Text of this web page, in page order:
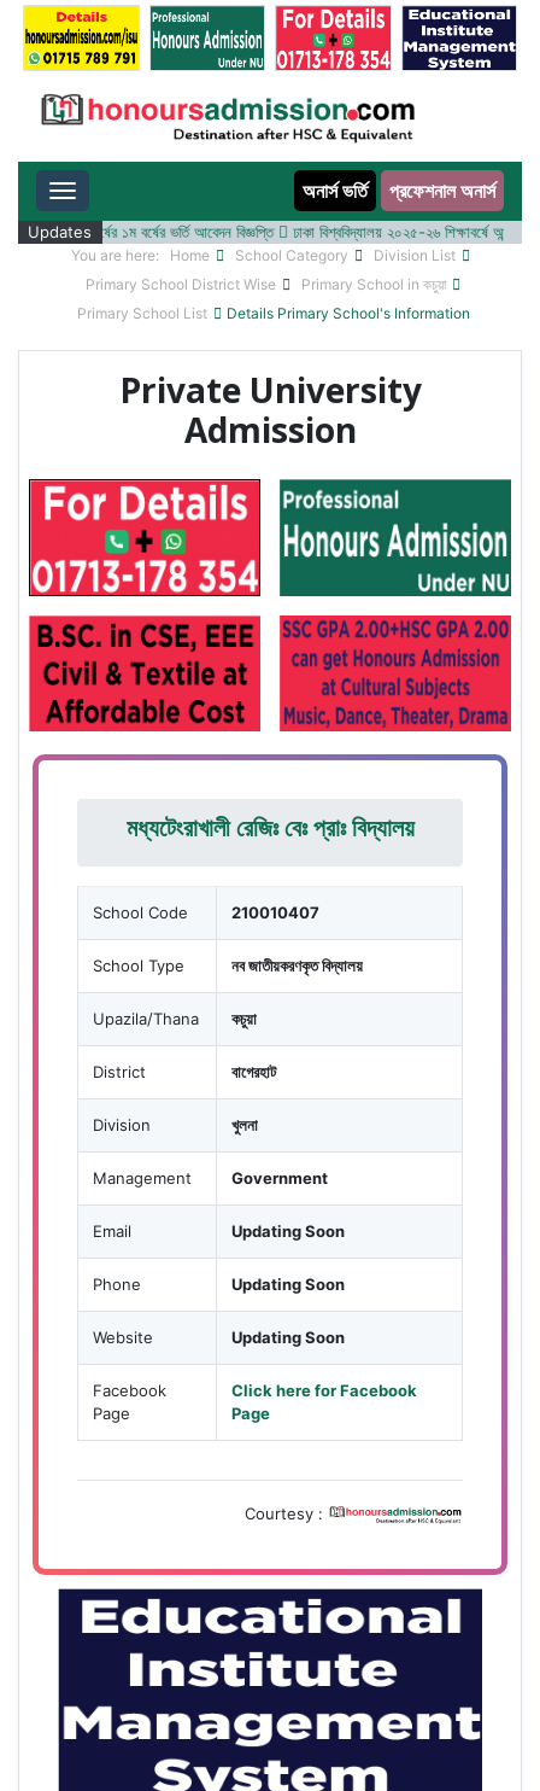
Toggle navigation অনার্স ভর্তি প্রফেশনাল অনার্স
Updates
২৬ শিক্ষাবর্ষের ১ম বর্ষের ভর্তি আবেদন বিজ্ঞপ্তি ঢাকা বিশ্ববিদ্যালয় ২০২৫-২৬ শিক্ষাবর্ষে
You are here: Home School Category
Division List
Primary School District Wise
Primary School in কচুয়া
Primary School List
Details Primary School's Information
Private University
Admission
মধ্যটেংরাখালী রেজিঃ বেঃ প্রাঃ বিদ্যালয়
School Code 210010407
School Type নব জাতীয়করণকৃত বিদ্যালয়
Upazila/Thana কচুয়া
District বাগেরহাট
Division খুলনা
Management Government
Email Updating Soon
Phone Updating Soon
Website Updating Soon
Facebook
Page
Click here for Facebook
Page
Courtesy :
বাজেটের মধ্যে প্রাইভেট ইউনিভার্সিটিতে অনার্স পড়ার সুযোগ।
২০টির অধিক বিষয়, ৪ বছরে মোট খরচ ২ লক্ষ থেকে ৫ লক্ষ টাকা।